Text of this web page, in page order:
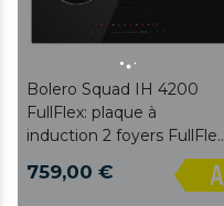
Bolero Squad IH 4200
FullFlex: plaque à
induction 2 foyers FullFlex
+ hotte intégrée 60 cm,
7200 W, 9 niveaux +
759,00 €